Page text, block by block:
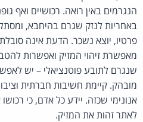
הנגרמים באין רואה. רכושיים ואף
באחריות לנזק שגרם בהיחבא,
פרטיו, יוצא נשכר. הדעת אינה
מאפשרת זיהוי המזיק ואפשרות
שנגרם לתובע פוטנציאלי – יש
מובהק. קיימת חשיבות חברתית
אנונימי שכזה. יידע כל אדם, כי
לאתר זהות את המזיק.